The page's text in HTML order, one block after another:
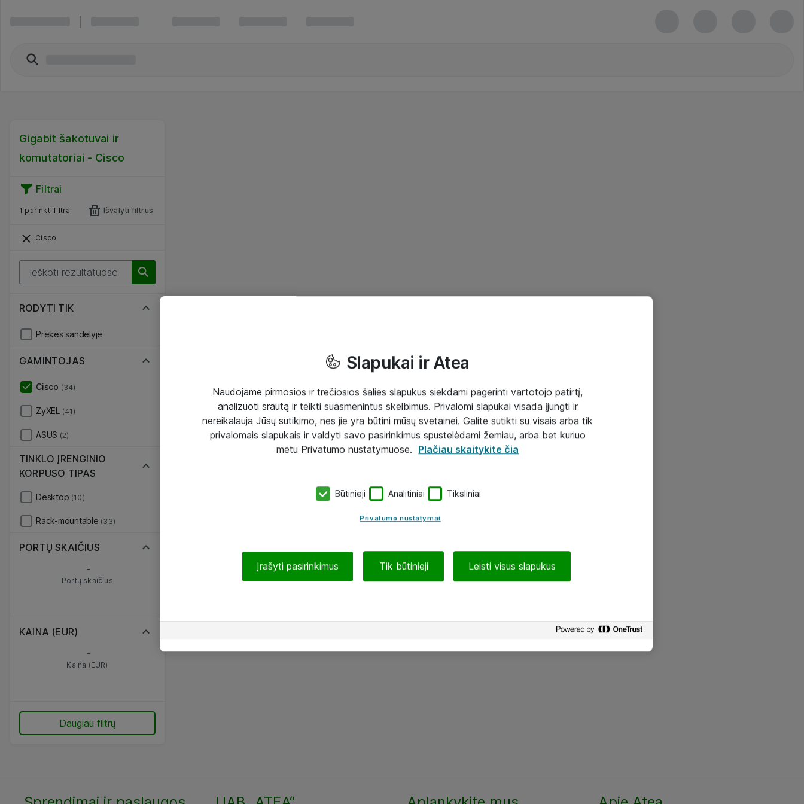
Gigabit šakotuvai ir
komutatoriai - Cisco
Filtrai
1 parinkti filtrai Išvalyti filtrus
Cisco
RODYTI TIK
Prekės sandėlyje
GAMINTOJAS
Cisco (34)
ZyXEL (41)
ASUS (2)
TINKLO ĮRENGINIO
KORPUSO TIPAS
Desktop (10)
Rack-mountable (33)
PORTŲ SKAIČIUS
-
Portų skaičius
KAINA (EUR)
-
Kaina (EUR)
Daugiau filtrų
Slapukai ir Atea
Naudojame pirmosios ir trečiosios šalies slapukus siekdami pagerinti vartotojo patirtį,
analizuoti srautą ir teikti suasmenintus skelbimus. Privalomi slapukai visada įjungti ir
nereikalauja Jūsų sutikimo, nes jie yra būtini mūsų svetainei. Galite sutikti su visais arba tik
privalomais slapukais ir valdyti savo pasirinkimus spustelėdami žemiau, arba bet kuriuo
metu Privatumo nustatymuose. Plačiau skaitykite čia
Būtinieji Analitiniai Tiksliniai
Privatumo nustatymai
Įrašyti pasirinkimus Tik būtinieji Leisti visus slapukus